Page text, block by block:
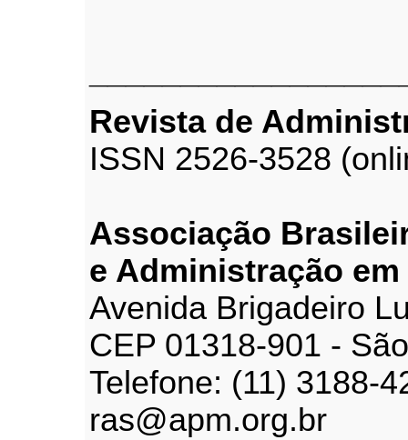
Revista de
ISSN 2526-3528
Associação
e Administração em
Avenida Brigadeiro
CEP 01318-901 -
Telefone: (11) 3188-
ras@apm.org.br